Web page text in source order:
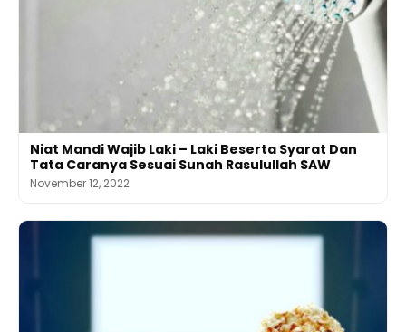
Niat Mandi Wajib Laki – Laki Beserta Syarat Dan
Tata Caranya Sesuai Sunah Rasulullah SAW
November 12, 2022